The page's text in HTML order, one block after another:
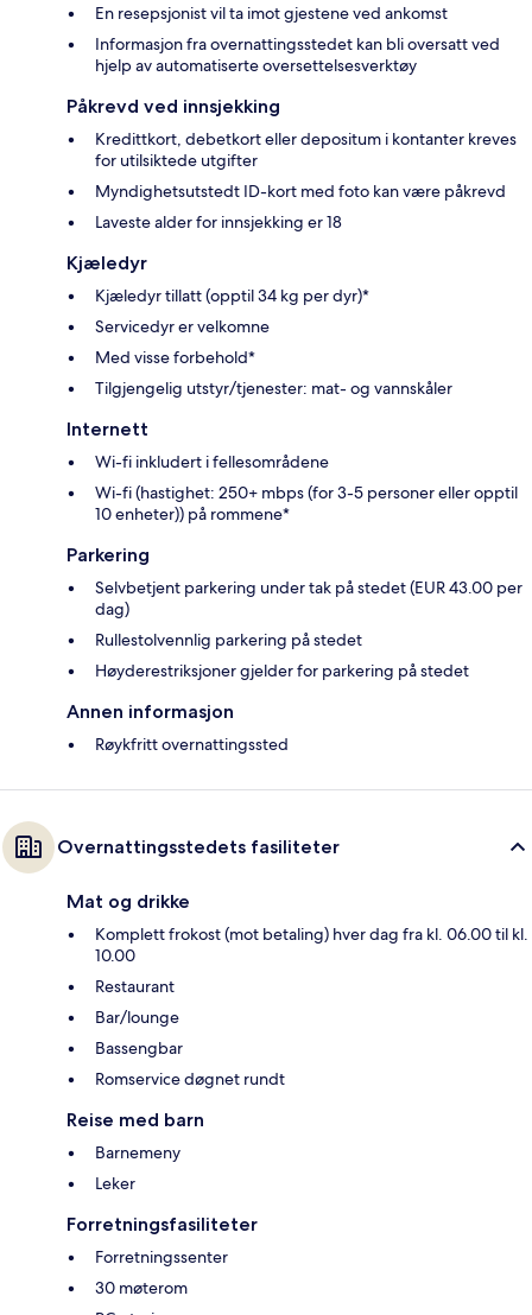
En resepsjonist vil ta imot gjestene ved ankomst
Informasjon fra overnattingsstedet kan bli oversatt ved
hjelp av automatiserte oversettelsesverktøy
Påkrevd ved innsjekking
Kredittkort, debetkort eller depositum i kontanter kreves
for utilsiktede utgifter
Myndighetsutstedt ID-kort med foto kan være påkrevd
Laveste alder for innsjekking er 18
Kjæledyr
Kjæledyr tillatt (opptil 34 kg per dyr)*
Servicedyr er velkomne
Med visse forbehold*
Tilgjengelig utstyr/tjenester: mat- og vannskåler
Internett
Wi-fi inkludert i fellesområdene
Wi-fi (hastighet: 250+ mbps (for 3-5 personer eller opptil
10 enheter)) på rommene*
Parkering
Selvbetjent parkering under tak på stedet (EUR 43.00 per
dag)
Rullestolvennlig parkering på stedet
Høyderestriksjoner gjelder for parkering på stedet
Annen informasjon
Røykfritt overnattingssted
Overnattingsstedets fasiliteter
Mat og drikke
Komplett frokost (mot betaling) hver dag fra kl. 06.00 til kl.
10.00
Restaurant
Bar/lounge
Bassengbar
Romservice døgnet rundt
Reise med barn
Barnemeny
Leker
Forretningsfasiliteter
Forretningssenter
30 møterom